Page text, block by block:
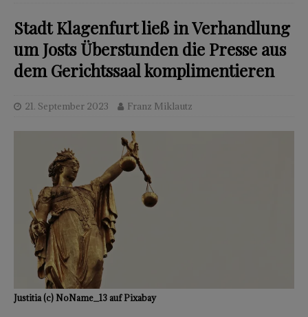
Stadt Klagenfurt ließ in Verhandlung
um Josts Überstunden die Presse aus
dem Gerichtssaal komplimentieren
21. September 2023 Franz Miklautz
Justitia (c) NoName_13 auf Pixabay